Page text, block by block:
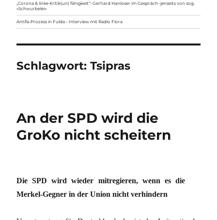
„Corona & linke Kritik(un) fähigkeit“- Gerhard Hanloser im Gespräch- jenseits von sog.
»Schwurbelei«
Antifa-Prozess in Fulda – Interview mit Radio Flora
Schlagwort:Tsipras
An der SPD wird die
GroKo nicht scheitern
Die SPD wird wieder mitregieren, wenn es die
Merkel-Gegner in der Union nicht verhindern